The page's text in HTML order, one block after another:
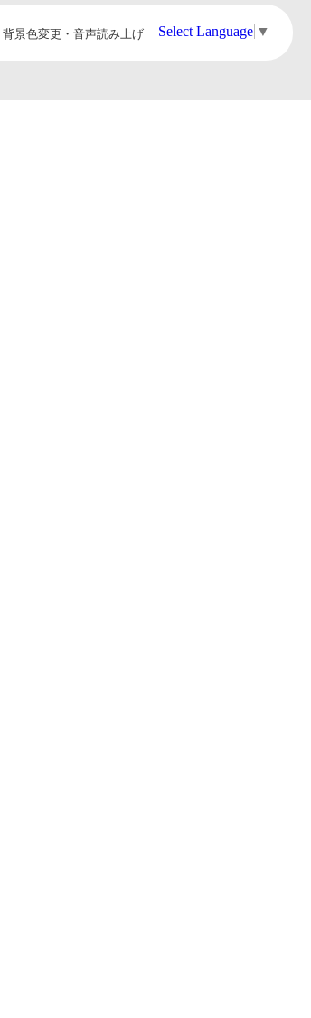
背景色変更・音声読み上げ Select Language ▼